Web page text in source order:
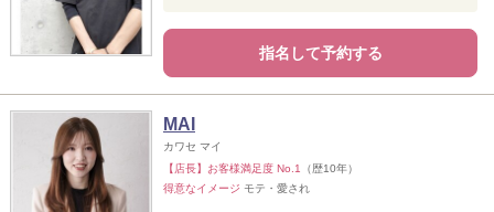
指名して予約する
MAI
カワセ マイ
【店長】お客様満足度 No.1
（歴10年）
得意なイメージ モテ・愛され